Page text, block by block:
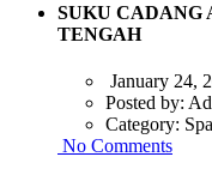
SUKU CADANG
TENGAH
January 24,
Posted by:
Category:
No Comments